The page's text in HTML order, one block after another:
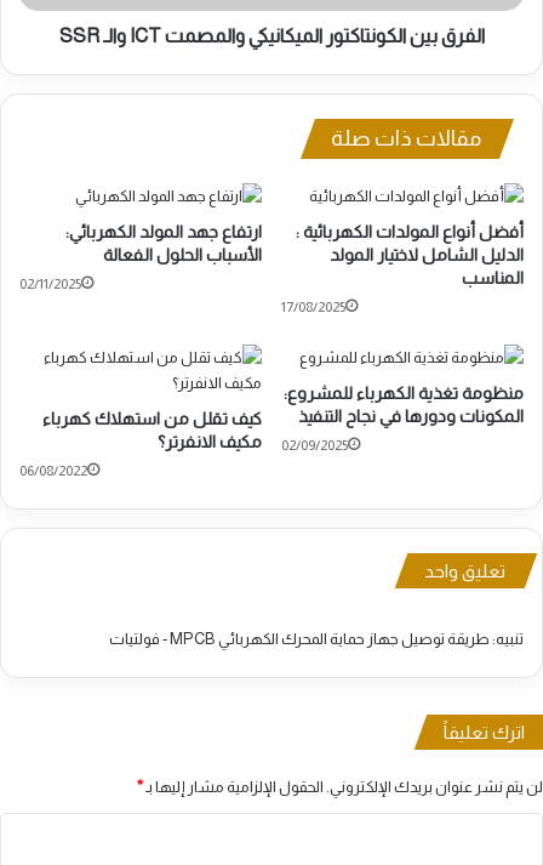
الفرق بين الكونتاكتور الميكانيكي والمصمت ICT والـ SSR
مقالات ذات صلة
ارتفاع جهد المولد الكهربائي:
الأسباب الحلول الفعالة
02/11/2025
أفضل أنواع المولدات الكهربائية :
الدليل الشامل لاختيار المولد
المناسب
17/08/2025
كيف تقلل من استهلاك كهرباء
مكيف الانفرتر؟
06/08/2022
منظومة تغذية الكهرباء للمشروع:
المكونات ودورها في نجاح التنفيذ
02/09/2025
تعليق واحد
تنبيه: طريقة توصيل جهاز حماية المحرك الكهربائي MPCB - فولتيات
اترك تعليقاً
لن يتم نشر عنوان بريدك الإلكتروني. الحقول الإلزامية مشار إليها بـ*